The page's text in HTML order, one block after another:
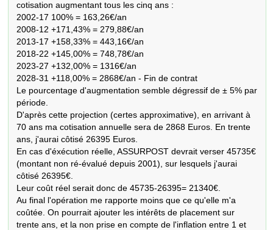
cotisation augmentant tous les cinq ans :
2002-17 100% = 163,26€/an
2008-12 +171,43% = 279,88€/an
2013-17 +158,33% = 443,16€/an
2018-22 +145,00% = 748,78€/an
2023-27 +132,00% = 1316€/an
2028-31 +118,00% = 2868€/an - Fin de contrat
Le pourcentage d'augmentation semble dégressif de ± 5% par
période.
D'après cette projection (certes approximative), en arrivant à
70 ans ma cotisation annuelle sera de 2868 Euros. En trente
ans, j'aurai côtisé 26395 Euros.
En cas d'éxécution réelle, ASSURPOST devrait verser 45735€
(montant non ré-évalué depuis 2001), sur lesquels j'aurai
côtisé 26395€.
Leur coût réel serait donc de 45735-26395= 21340€.
Au final l'opération me rapporte moins que ce qu'elle m'a
coûtée. On pourrait ajouter les intérêts de placement sur
trente ans, et la non prise en compte de l'inflation entre 1 et